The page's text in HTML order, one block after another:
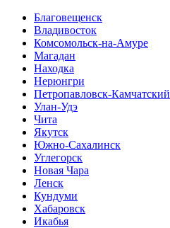
Благовещенск
Владивосток
Комсомольск-на-Амуре
Магадан
Находка
Нерюнгри
Петропавловск-Камчатский
Улан-Удэ
Чита
Якутск
Южно-Сахалинск
Углегорск
Новая Чара
Ленск
Кундуми
Хабаровск
Икабья